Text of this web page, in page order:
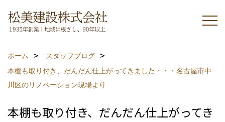
ホーム
スタッフブログ
本棚も取り付き、だんだん仕上がってきました・・・名古屋市中
川区のリノベーション現場より
本棚も取り付き、だんだん仕上がってき